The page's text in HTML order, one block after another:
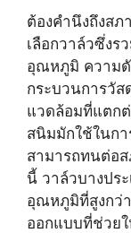
ต้องคำนึงถึงสภ
เลือกวาล์วซึ่งร
อุณหภูมิ ความ
กระบวนการวั
แวดล้อมที่แตกต่
สนิมมักใช้ในกา
สามารถทนต่อ
นี้ วาล์วบางปร
อุณหภูมิที่สูงกว่
ออกแบบที่ช่วย